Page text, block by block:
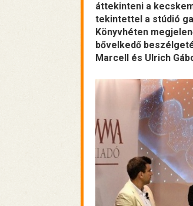
áttekinteni a
tekintettel a stúdió
Könyvhéten
bővelkedő
Marcell és Ulrich